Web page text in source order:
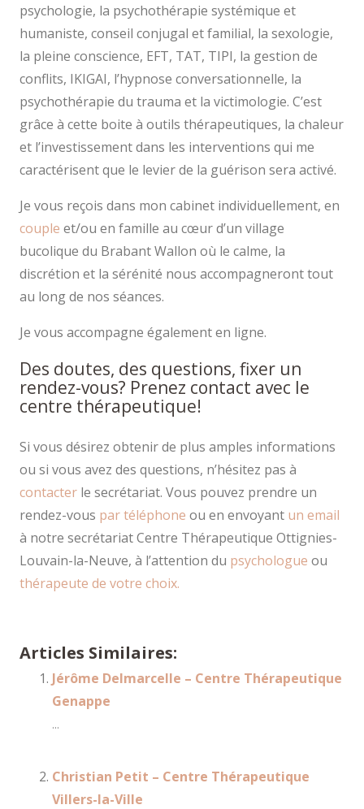
psychologie, la psychothérapie systémique et
humaniste, conseil conjugal et familial, la sexologie,
la pleine conscience, EFT, TAT, TIPI, la gestion de
conflits, IKIGAI, l’hypnose conversationnelle, la
psychothérapie du trauma et la victimologie. C’est
grâce à cette boite à outils thérapeutiques, la chaleur
et l’investissement dans les interventions qui me
caractérisent que le levier de la guérison sera activé.
Je vous reçois dans mon cabinet individuellement, en
couple et/ou en famille au cœur d’un village
bucolique du Brabant Wallon où le calme, la
discrétion et la sérénité nous accompagneront tout
au long de nos séances.
Je vous accompagne également en ligne.
Des doutes, des questions, fixer un
rendez-vous? Prenez contact avec le
centre thérapeutique!
Si vous désirez obtenir de plus amples informations
ou si vous avez des questions, n’hésitez pas à
contacter le secrétariat. Vous pouvez prendre un
rendez-vous par téléphone ou en envoyant un email
à notre secrétariat Centre Thérapeutique Ottignies-
Louvain-la-Neuve, à l’attention du psychologue ou
thérapeute de votre choix.
Articles Similaires:
Jérôme Delmarcelle – Centre Thérapeutique
Genappe
...
Christian Petit – Centre Thérapeutique
Villers-la-Ville